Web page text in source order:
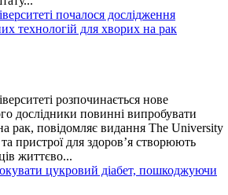
почалося дослідження
технологій для хворих на рак
розпочинається нове
дослідники повинні випробувати
рак, повідомляє видання The University
пристрої для здоров’я створюють
життєво...
цукровий діабет, пошкоджуючи